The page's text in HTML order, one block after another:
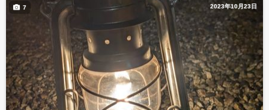
2023年10月23日
7